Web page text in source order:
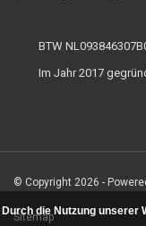
BTW
Im Jahr 2017
© Copyright 2026 -
Sitemap
Durch die Nutzung unserer